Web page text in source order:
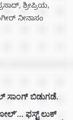
ಶ್ರೀಪ್ರಿಯ,
ನೀನಾಸಂ
ಸಾಂಗ್ ಬಿಡುಗಡೆ.
ಫಸ್ಟ್ ಲುಕ್